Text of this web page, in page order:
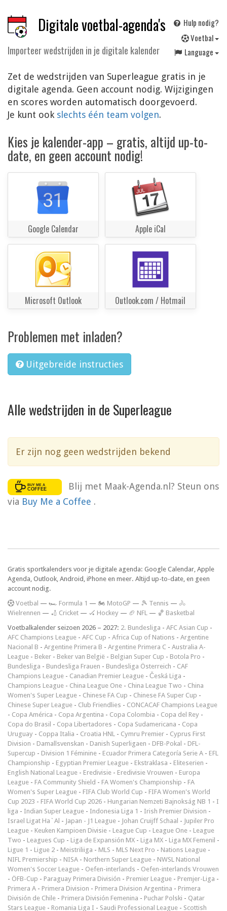
Digitale voetbal-agenda's
Importeer wedstrijden in je digitale kalender
Hulp nodig?
Voetbal
Language
Zet de wedstrijden van Superleague gratis in je
digitale agenda. Geen account nodig. Wijzigingen
en scores worden automatisch doorgevoerd.
Je kunt ook slechts één team volgen.
Kies je kalender-app – gratis, altijd up-to-
date, en geen account nodig!
Google Calendar Apple iCal
Microsoft Outlook Outlook.com / Hotmail
Problemen met inladen?
Uitgebreide instructies
Alle wedstrijden in de Superleague
Er zijn nog geen wedstrijden bekend
Blij met Maak-Agenda.nl? Steun ons
via Buy Me a Coffee .
Gratis sportkalenders voor je digitale agenda: Google Calendar, Apple
Agenda, Outlook, Android, iPhone en meer. Altijd up-to-date, en geen
account nodig.
Voetbal — 🏎️ Formula 1 — 🏍 MotoGP — 🎾 Tennis — 🚴
Wielrennen — 🏏 Cricket — 🏑 Hockey — 🏈 NFL — 🏀 Basketbal
Voetbalkalender seizoen 2026 – 2027: 2. Bundesliga - AFC Asian Cup -
AFC Champions League - AFC Cup - Africa Cup of Nations - Argentine
Nacional B - Argentine Primera B - Argentine Primera C - Australia A-
League - Beker - Beker van België - Belgian Super Cup - Botola Pro -
Bundesliga - Bundesliga Frauen - Bundesliga Österreich - CAF
Champions League - Canadian Premier League - Česká Liga -
Champions League - China League One - China League Two - China
Women's Super League - Chinese FA Cup - Chinese FA Super Cup -
Chinese Super League - Club Friendlies - CONCACAF Champions League
- Copa América - Copa Argentina - Copa Colombia - Copa del Rey -
Copa do Brasil - Copa Libertadores - Copa Sudamericana - Copa
Uruguay - Coppa Italia - Croatia HNL - Cymru Premier - Cyprus First
Division - Damallsvenskan - Danish Superligaen - DFB-Pokal - DFL-
Supercup - Division 1 Féminine - Ecuador Primera Categoría Serie A - EFL
Championship - Egyptian Premier League - Ekstraklasa - Eliteserien -
English National League - Eredivisie - Eredivisie Vrouwen - Europa
League - FA Community Shield - FA Women's Championship - FA
Women's Super League - FIFA Club World Cup - FIFA Women's World
Cup 2023 - FIFA World Cup 2026 - Hungarian Nemzeti Bajnokság NB 1 - I
liga - Indian Super League - Indonesia Liga 1 - Irish Premier Division -
Israel Ligat Ha`Al - Japan - J1 League - Johan Cruijff Schaal - Jupiler Pro
League - Keuken Kampioen Divisie - League Cup - League One - League
Two - Leagues Cup - Liga de Expansión MX - Liga MX - Liga MX Femenil -
Ligue 1 - Ligue 2 - Meistriliiga - MLS - MLS Next Pro - Nations League -
NIFL Premiership - NISA - Northern Super League - NWSL National
Women's Soccer League - Oefen-interlands - Oefen-interlands Vrouwen
- ÖFB-Cup - Paraguay Primera División - Premier League - Premjer-Liga -
Primera A - Primera Division - Primera Division Argentina - Primera
División de Chile - Primera División Femenina - Puchar Polski - Qatar
Stars League - Romania Liga I - Saudi Professional League - Scottish